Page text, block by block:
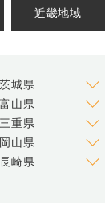
近畿地域
茨城県
富山県
三重県
岡山県
長崎県